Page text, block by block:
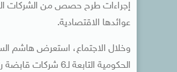
إجراءات طرح حصص من الشركات
عوائدها الاقتصادية.
وخلال الاجتماع، استعرض هاشم
الحكومية